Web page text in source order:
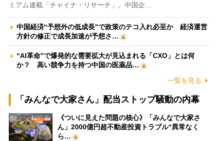
ミアム連載「チャイナ・リサーチ」。中国企…
中国経済“予想外の低成長”で政策のテコ入れ必至か 経済運営
方針の修正で成長加速が予想さ…
“AI革命”で爆発的な需要拡大が見込まれる「CXO」とは何
か？ 高い競争力を持つ中国の医薬品…
一覧を見る
「みんなで大家さん」配当ストップ騒動の内幕
《ついに見えた問題の核心》「みんなで大家さ
ん」2000億円超不動産投資トラブル“異常なく
ら…